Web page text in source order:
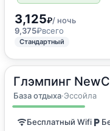
3,125₽/ ночь
9,375₽всего
Стандартный
Глэмпинг
База отдыха·Эссойла
14м2 ·3 гостя
Двухместный номер с 1
Бесплатный Wifi